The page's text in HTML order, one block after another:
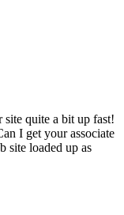
quite a bit up fast!
I get your associate
site loaded up as